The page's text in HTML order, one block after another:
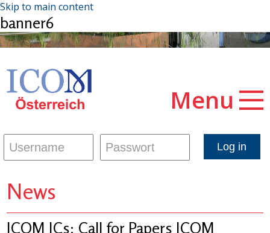
Skip to main content
banner6
Menu
News
ICOM ICs: Call for Papers ICOM